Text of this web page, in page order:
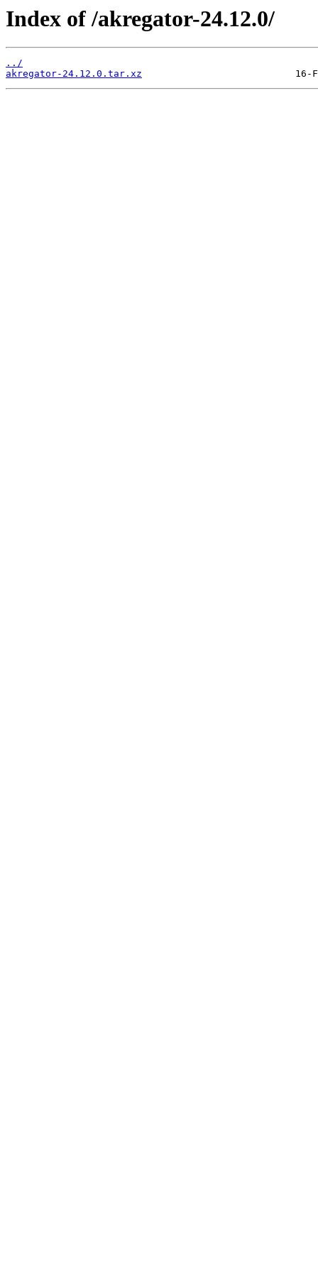
Index of /akregator-24.12.0/
../
akregator-24.12.0.tar.xz